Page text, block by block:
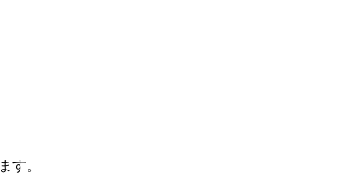
す。